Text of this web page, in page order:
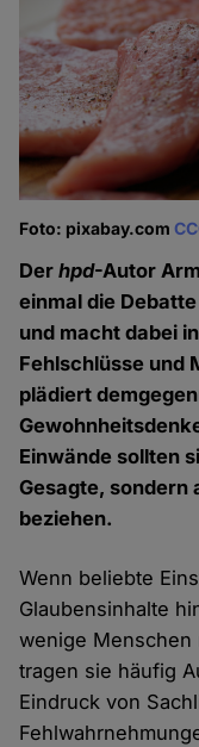
Foto: pixabay.com
Derhpd-Autor
einmal die
und macht dabei
Fehlschlüsse und
plädiert
Einwände sollten
Gesagte, sondern
beziehen.
Wenn beliebte
Glaubensinhalte
wenige Menschen
tragen sie häufig
Eindruck von